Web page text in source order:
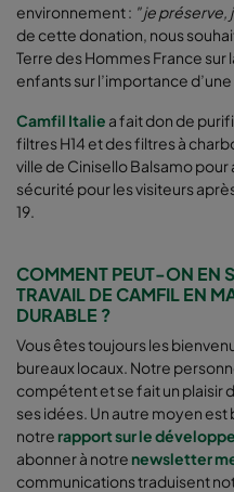
environnement : " je
de cette donation, nous
Terre des Hommes France
enfants sur l’importance
Camfil Italie a fait don de
filtres H14 et des filtres à
ville de Cinisello Balsamo
sécurité pour les visiteurs
19.
COMMENT PEUT-ON EN
TRAVAIL DE CAMFIL EN
DURABLE ?
Vous êtes toujours les
bureaux locaux. Notre
compétent et se fait un plaisir
ses idées. Un autre moyen est
notre rapport sur le
abonner à notre newsletter
communications traduisent